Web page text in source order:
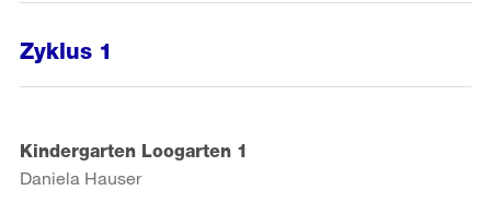
Zyklus 1
Kindergarten Loogarten 1
Daniela Hauser